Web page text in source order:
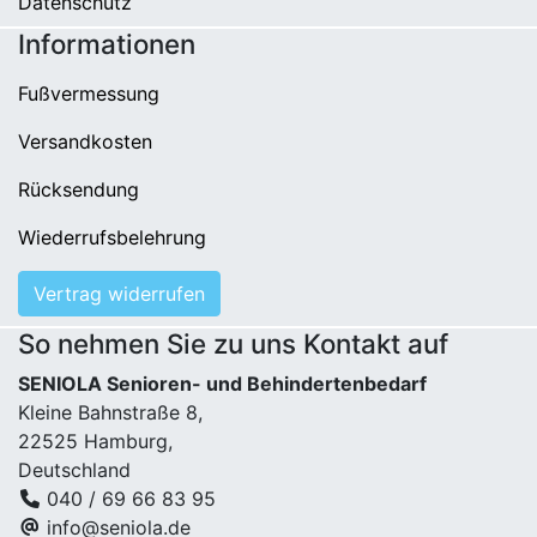
Informationen
Fußvermessung
Versandkosten
Rücksendung
Wiederrufsbelehrung
Vertrag widerrufen
So nehmen Sie zu uns Kontakt auf
SENIOLA Senioren- und Behindertenbedarf
Kleine Bahnstraße 8,
22525 Hamburg,
Deutschland
040 / 69 66 83 95
info@seniola.de